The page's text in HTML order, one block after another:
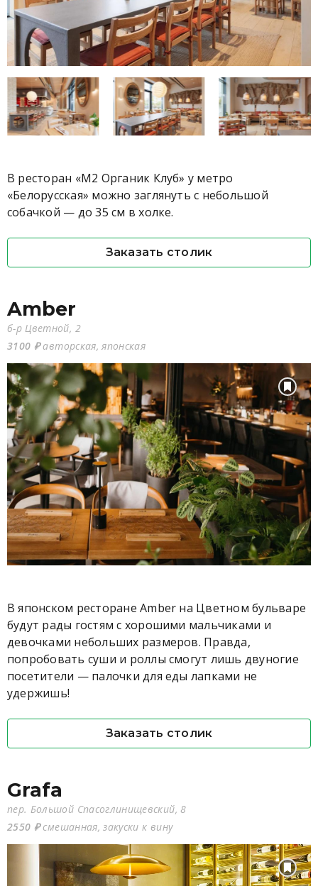
В ресторан «М2 Органик Клуб» у метро
«Белорусская» можно заглянуть с небольшой
собачкой — до 35 см в холке.
Заказать столик
Amber
б-р Цветной, 2
3100 ₽авторская, японская
В японском ресторане Amber на Цветном бульваре
будут рады гостям с хорошими мальчиками и
девочками небольших размеров. Правда,
попробовать суши и роллы смогут лишь двуногие
посетители — палочки для еды лапками не
удержишь!
Заказать столик
Grafa
пер. Большой Спасоглинищевский, 8
2550 ₽смешанная, закуски к вину